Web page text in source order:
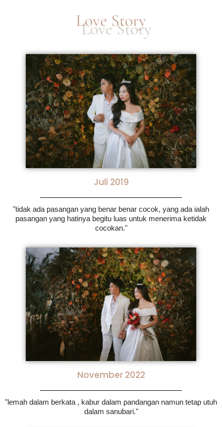
Love Story
Juli 2019
"tidak ada pasangan yang benar benar cocok, yang ada ialah
pasangan yang hatinya begitu luas untuk menerima ketidak
cocokan."
November 2022
"lemah dalam berkata , kabur dalam pandangan namun tetap utuh
dalam sanubari."